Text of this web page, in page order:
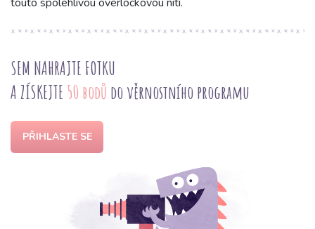
SEM NAHRAJTE FOTKU
A ZÍSKEJTE 50 bodů do věrnostního programu
PŘIHLASTE SE